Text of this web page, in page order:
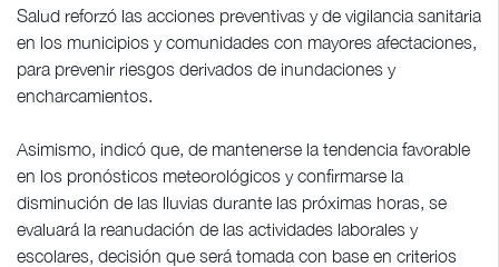
Salud reforzó las acciones preventivas y de vigilancia sanitaria
en los municipios y comunidades con mayores afectaciones,
para prevenir riesgos derivados de inundaciones y
encharcamientos.
Asimismo, indicó que, de mantenerse la tendencia favorable
en los pronósticos meteorológicos y confirmarse la
disminución de las lluvias durante las próximas horas, se
evaluará la reanudación de las actividades laborales y
escolares, decisión que será tomada con base en criterios